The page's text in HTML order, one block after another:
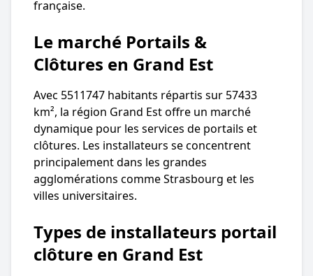
française.
Le marché Portails &
Clôtures en Grand Est
Avec 5511747 habitants répartis sur 57433
km², la région Grand Est offre un marché
dynamique pour les services de portails et
clôtures. Les installateurs se concentrent
principalement dans les grandes
agglomérations comme Strasbourg et les
villes universitaires.
Types de installateurs portail
clôture en Grand Est